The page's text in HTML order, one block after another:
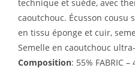
technique et suède, avec
caoutchouc. Écusson cousu
en tissu éponge et cuir,
Semelle en caoutchouc
Composition: 55% FABRIC –